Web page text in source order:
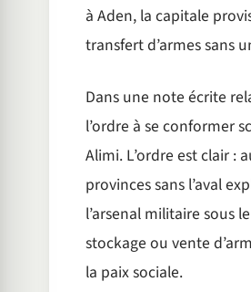
à Aden, la capitale
transfert d’armes sans
Dans une note écrite
l’ordre à se conformer
Alimi. L’ordre est clair :
provinces sans l’aval
l’arsenal militaire sous
stockage ou vente
la paix sociale.